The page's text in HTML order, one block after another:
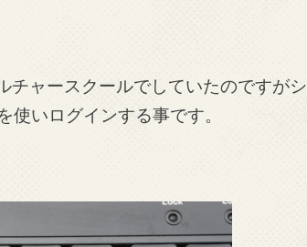
チャースクールでしていたのですがシ
いログインする事です。